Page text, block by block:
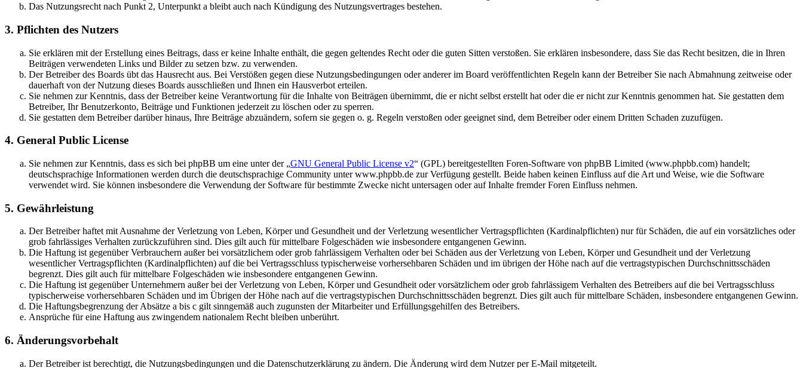
Das Nutzungsrecht nach Punkt 2, Unterpunkt a bleibt auch nach Kündigung des Nutzungsvertrages bestehen.
3. Pflichten des Nutzers
Sie erklären mit der Erstellung eines Beitrags, dass er keine Inhalte enthält, die gegen geltendes Recht oder die guten Sitten verstoßen. Sie erklären insbesondere, dass Sie das Recht besitzen, die in Ihren
Beiträgen verwendeten Links und Bilder zu setzen bzw. zu verwenden.
Der Betreiber des Boards übt das Hausrecht aus. Bei Verstößen gegen diese Nutzungsbedingungen oder anderer im Board veröffentlichten Regeln kann der Betreiber Sie nach Abmahnung zeitweise oder
dauerhaft von der Nutzung dieses Boards ausschließen und Ihnen ein Hausverbot erteilen.
Sie nehmen zur Kenntnis, dass der Betreiber keine Verantwortung für die Inhalte von Beiträgen übernimmt, die er nicht selbst erstellt hat oder die er nicht zur Kenntnis genommen hat. Sie gestatten dem
Betreiber, Ihr Benutzerkonto, Beiträge und Funktionen jederzeit zu löschen oder zu sperren.
Sie gestatten dem Betreiber darüber hinaus, Ihre Beiträge abzuändern, sofern sie gegen o. g. Regeln verstoßen oder geeignet sind, dem Betreiber oder einem Dritten Schaden zuzufügen.
4. General Public License
Sie nehmen zur Kenntnis, dass es sich bei phpBB um eine unter der „GNU General Public License v2“ (GPL) bereitgestellten Foren-Software von phpBB Limited (www.phpbb.com) handelt;
deutschsprachige Informationen werden durch die deutschsprachige Community unter www.phpbb.de zur Verfügung gestellt. Beide haben keinen Einfluss auf die Art und Weise, wie die Software
verwendet wird. Sie können insbesondere die Verwendung der Software für bestimmte Zwecke nicht untersagen oder auf Inhalte fremder Foren Einfluss nehmen.
5. Gewährleistung
Der Betreiber haftet mit Ausnahme der Verletzung von Leben, Körper und Gesundheit und der Verletzung wesentlicher Vertragspflichten (Kardinalpflichten) nur für Schäden, die auf ein vorsätzliches oder
grob fahrlässiges Verhalten zurückzuführen sind. Dies gilt auch für mittelbare Folgeschäden wie insbesondere entgangenen Gewinn.
Die Haftung ist gegenüber Verbrauchern außer bei vorsätzlichem oder grob fahrlässigem Verhalten oder bei Schäden aus der Verletzung von Leben, Körper und Gesundheit und der Verletzung
wesentlicher Vertragspflichten (Kardinalpflichten) auf die bei Vertragsschluss typischerweise vorhersehbaren Schäden und im übrigen der Höhe nach auf die vertragstypischen Durchschnittsschäden
begrenzt. Dies gilt auch für mittelbare Folgeschäden wie insbesondere entgangenen Gewinn.
Die Haftung ist gegenüber Unternehmern außer bei der Verletzung von Leben, Körper und Gesundheit oder vorsätzlichem oder grob fahrlässigem Verhalten des Betreibers auf die bei Vertragsschluss
typischerweise vorhersehbaren Schäden und im Übrigen der Höhe nach auf die vertragstypischen Durchschnittsschäden begrenzt. Dies gilt auch für mittelbare Schäden, insbesondere entgangenen Gewinn.
Die Haftungsbegrenzung der Absätze a bis c gilt sinngemäß auch zugunsten der Mitarbeiter und Erfüllungsgehilfen des Betreibers.
Ansprüche für eine Haftung aus zwingendem nationalem Recht bleiben unberührt.
6. Änderungsvorbehalt
Der Betreiber ist berechtigt, die Nutzungsbedingungen und die Datenschutzerklärung zu ändern. Die Änderung wird dem Nutzer per E-Mail mitgeteilt.